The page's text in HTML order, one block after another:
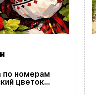
по номерам
цветок